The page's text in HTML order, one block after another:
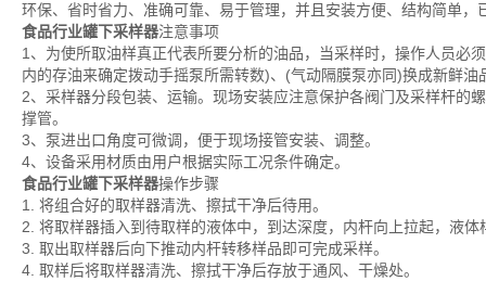
环保、省时省力、准确可靠、易于管理，并且安装方便、结构简单，
食品行业罐下采样器注意事项
1、为使所取油样真正代表所要分析的油品，当采样时，操作人员必
内的存油来确定拨动手摇泵所需转数)、(气动隔膜泵亦同)换成新鲜
2、采样器分段包装、运输。现场安装应注意保护各阀门及采样杆的
撑管。
3、泵进出口角度可微调，便于现场接管安装、调整。
4、设备采用材质由用户根据实际工况条件确定。
食品行业罐下采样器操作步骤
1. 将组合好的取样器清洗、擦拭干净后待用。
2. 将取样器插入到待取样的液体中，到达深度，内杆向上拉起，液体
3. 取出取样器后向下推动内杆转移样品即可完成采样。
4. 取样后将取样器清洗、擦拭干净后存放于通风、干燥处。